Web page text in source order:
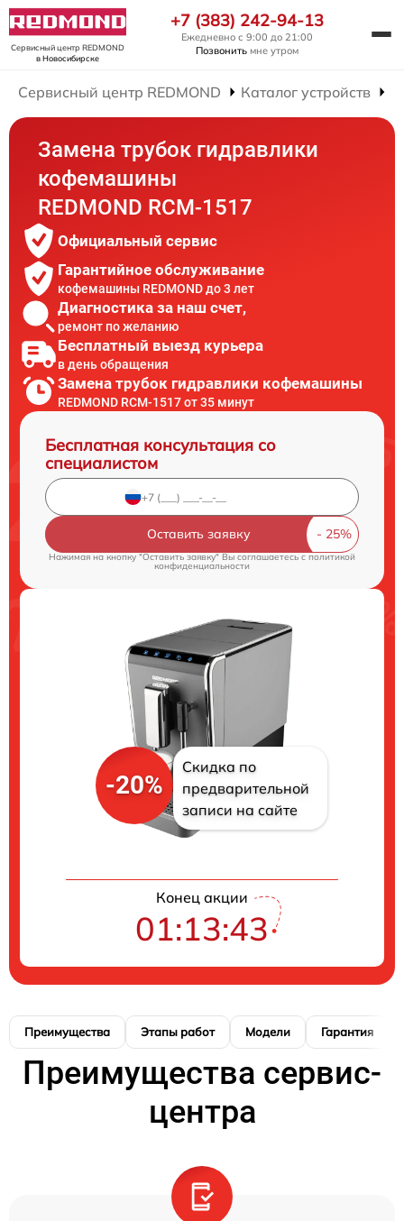
Сервисный центр REDMOND
в Новосибирске
+7 (383) 242-94-13
Ежедневно с 9:00 до 21:00
Позвонить мне утром
Сервисный центр REDMOND Каталог устройств
Замена трубок гидравлики
кофемашины
REDMOND RCM-1517
Официальный сервис
Гарантийное обслуживание
кофемашины REDMOND до 3 лет
Диагностика за наш счет,
ремонт по желанию
Бесплатный выезд курьера
в день обращения
Замена трубок гидравлики кофемашины
REDMOND RCM-1517 от 35 минут
Бесплатная консультация со
специалистом
Оставить заявку
Нажимая на кнопку "Оставить заявку" Вы соглашаетесь c политикой
конфиденциальности
-20%
Скидка по
предварительной
записи на сайте
Конец акции
01:13:42
Преимущества Этапы работ Модели Гарантия
Преимущества сервис-
центра